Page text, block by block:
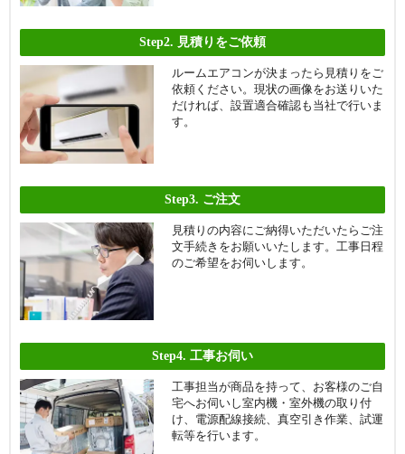
Step2. 見積りをご依頼
ルームエアコンが決まったら見積りをご
依頼ください。現状の画像をお送りいた
だければ、設置適合確認も当社で行いま
す。
Step3. ご注文
見積りの内容にご納得いただいたらご注
文手続きをお願いいたします。工事日程
のご希望をお伺いします。
Step4. 工事お伺い
工事担当が商品を持って、お客様のご自
宅へお伺いし室内機・室外機の取り付
け、電源配線接続、真空引き作業、試運
転等を行います。